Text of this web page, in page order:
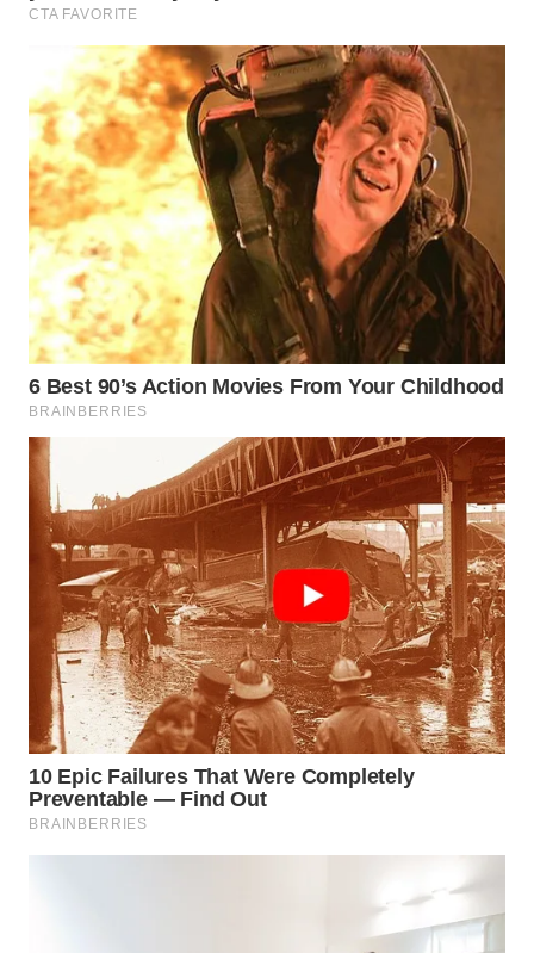
NUSANTARA
WN
JOGJA
WN
JATIM
WN
BALI
WN
KALBAR
KALTENG
WN
KALTARA
WN
KALSEL
WN
KALTIM
WN